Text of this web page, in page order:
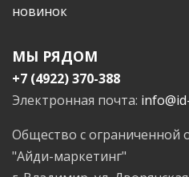
новинок
МЫ РЯДОМ
+7 (4922) 370-388
Электронная почта:
Общество с ограниченной
"Айди-маркетинг"